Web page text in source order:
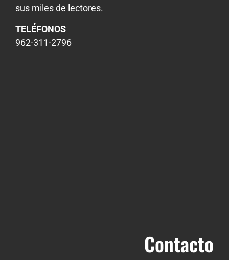
sus miles de lectores.
TELÉFONOS
962-311-2796
Contacto